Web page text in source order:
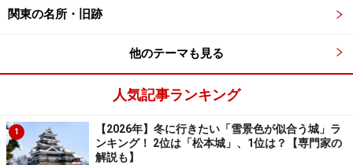
松本城公園の入口にある「国宝 松本城天守」の石碑
（2001年4月撮影）
松本藩の城として江戸時代には城下町が形成され、多く
の人が行き来することで町は賑わいます。そんな町の歴
史を見守ってきた松本城ですが、明治維新後は廃城令に
よる解体の危機や長い歳月による傷みで天守そのものが
傾くなどの危機に見舞われてしまいました。
関東の名所・旧跡
他のテーマも見る
人気記事ランキング
1
【2026年】冬に行きたい「雪景色が似合う城」ラ
ンキング！ 2位は「松本城」、1位は？【専門家の
解説も】